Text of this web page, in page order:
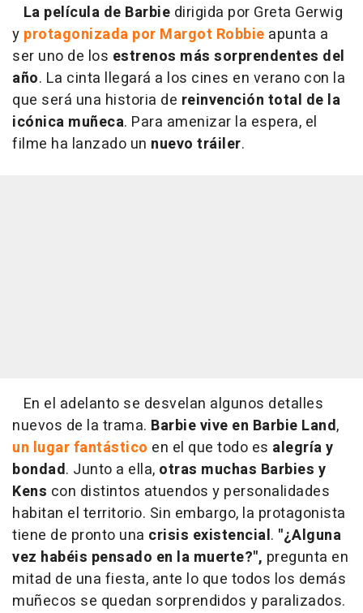
La película de Barbie dirigida por Greta Gerwig
y protagonizada por Margot Robbie apunta a
ser uno de los estrenos más sorprendentes del
año. La cinta llegará a los cines en verano con la
que será una historia de reinvención total de la
icónica muñeca. Para amenizar la espera, el
filme ha lanzado un nuevo tráiler.
En el adelanto se desvelan algunos detalles
nuevos de la trama. Barbie vive en Barbie Land,
un lugar fantástico en el que todo es alegría y
bondad. Junto a ella, otras muchas Barbies y
Kens con distintos atuendos y personalidades
habitan el territorio. Sin embargo, la protagonista
tiene de pronto una crisis existencial. "¿Alguna
vez habéis pensado en la muerte?", pregunta en
mitad de una fiesta, ante lo que todos los demás
muñecos se quedan sorprendidos y paralizados.